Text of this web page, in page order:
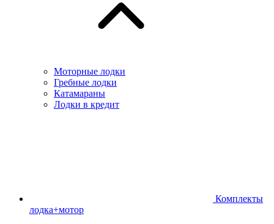
Моторные лодки
Гребные лодки
Катамараны
Лодки в кредит
Комплекты
лодка+мотор